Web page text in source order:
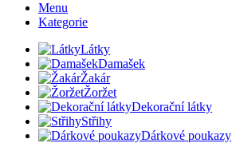
Menu
Kategorie
Látky
Damašek
Žakár
Žoržet
Dekorační látky
Střihy
Dárkové poukazy